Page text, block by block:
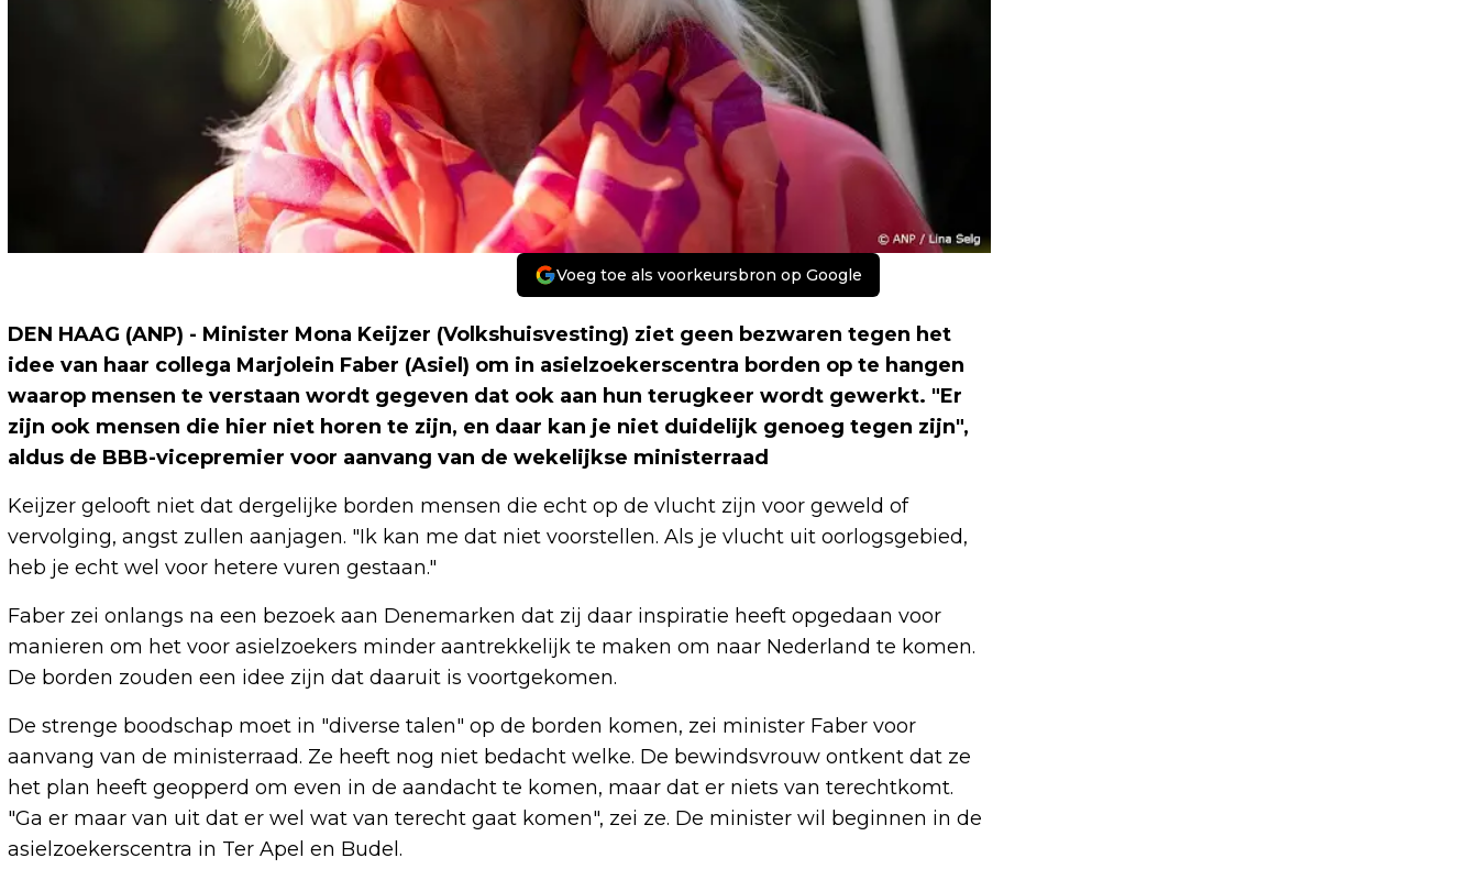
Voeg toe als voorkeursbron op Google
DEN HAAG (ANP) - Minister Mona Keijzer (Volkshuisvesting) ziet geen bezwaren tegen het
idee van haar collega Marjolein Faber (Asiel) om in asielzoekerscentra borden op te hangen
waarop mensen te verstaan wordt gegeven dat ook aan hun terugkeer wordt gewerkt. "Er
zijn ook mensen die hier niet horen te zijn, en daar kan je niet duidelijk genoeg tegen zijn",
aldus de BBB-vicepremier voor aanvang van de wekelijkse ministerraad
Keijzer gelooft niet dat dergelijke borden mensen die echt op de vlucht zijn voor geweld of
vervolging, angst zullen aanjagen. "Ik kan me dat niet voorstellen. Als je vlucht uit oorlogsgebied,
heb je echt wel voor hetere vuren gestaan."
Faber zei onlangs na een bezoek aan Denemarken dat zij daar inspiratie heeft opgedaan voor
manieren om het voor asielzoekers minder aantrekkelijk te maken om naar Nederland te komen.
De borden zouden een idee zijn dat daaruit is voortgekomen.
De strenge boodschap moet in "diverse talen" op de borden komen, zei minister Faber voor
aanvang van de ministerraad. Ze heeft nog niet bedacht welke. De bewindsvrouw ontkent dat ze
het plan heeft geopperd om even in de aandacht te komen, maar dat er niets van terechtkomt.
"Ga er maar van uit dat er wel wat van terecht gaat komen", zei ze. De minister wil beginnen in de
asielzoekerscentra in Ter Apel en Budel.